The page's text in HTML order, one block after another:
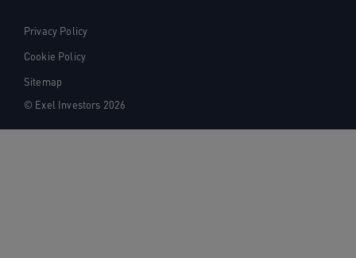
Privacy Policy
Cookie Policy
Sitemap
© Exel Investors 2026